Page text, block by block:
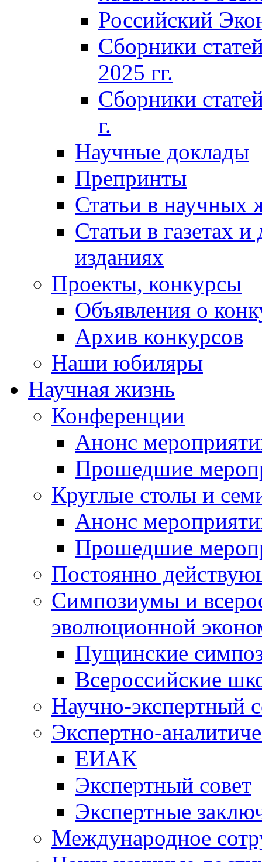
Российский
Сборники
2025 гг.
Сборники
г.
Научные доклады
Препринты
Статьи в научных
Статьи в газетах
изданиях
Проекты, конкурсы
Объявления о
Архив конкурсов
Наши юбиляры
Научная жизнь
Конференции
Анонс
Прошедшие
Круглые столы и
Анонс
Прошедшие
Постоянно
Симпозиумы и
эволюционной
Пущинские
Всероссийские
Научно-экспертный
Экспертно-
ЕИАК
Экспертный совет
Экспертные
Международное